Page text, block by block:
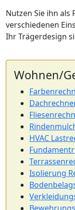
Nutzen Sie ihn als
verschiedenen
Ihr Trägerdesign
Wohnen/
HVAC
Isolierung